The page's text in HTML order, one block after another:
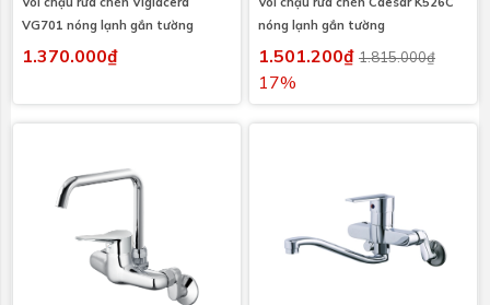
VG701 nóng lạnh gắn tường
1.370.000₫
nóng lạnh gắn tường
1.501.200₫ 1.815.000₫
17%